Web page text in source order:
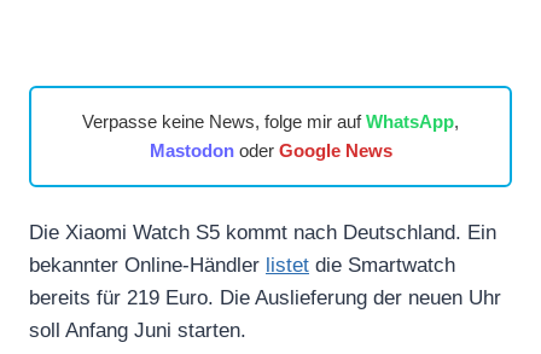
Verpasse keine News, folge mir aufWhatsApp,
Mastodonoder Google News
Die Xiaomi Watch S5 kommt nach Deutschland. Ein
bekannter Online-Händler listet die Smartwatch
bereits für 219 Euro. Die Auslieferung der neuen Uhr
soll Anfang Juni starten.